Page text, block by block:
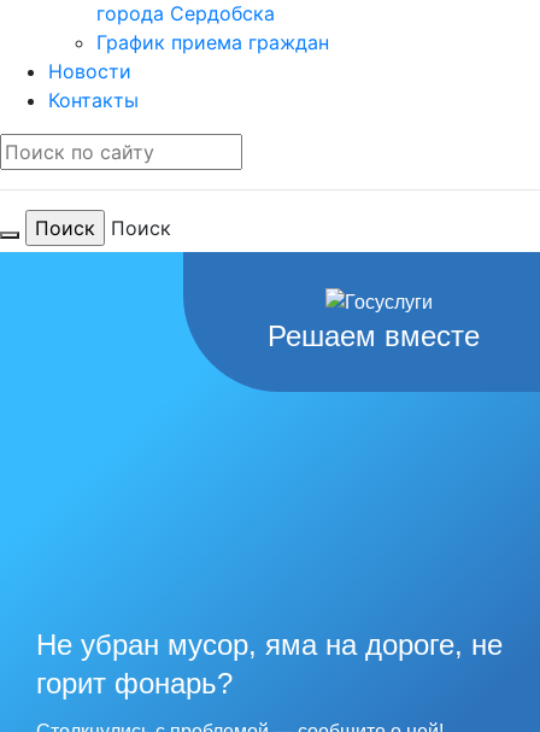
города Сердобска
График приема граждан
Новости
Контакты
Поиск
Решаем вместе
Не убран мусор, яма на дороге, не
горит фонарь?
Для тебя
рекорды